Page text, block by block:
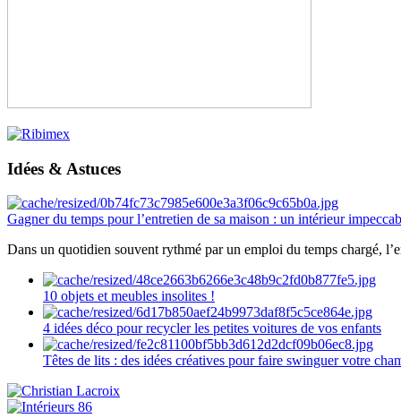
Idées & Astuces
Gagner du temps pour l’entretien de sa maison : un intérieur
Dans un quotidien souvent rythmé par un emploi du temps chargé,
10 objets et meubles insolites !
4 idées déco pour recycler les petites voitures de vos enfants
Têtes de lits : des idées créatives pour faire swinguer votre